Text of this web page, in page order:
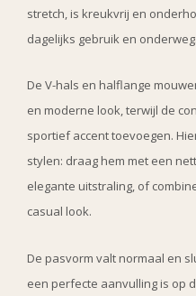
stretch, is kreukvrij en
dagelijks gebruik en onderweg.
De V-hals en halflange
en moderne look, terwijl de
sportief accent toevoegen.
stylen: draag hem met een
elegante uitstraling, of
casual look.
De pasvorm valt normaal en
een perfecte aanvulling is op